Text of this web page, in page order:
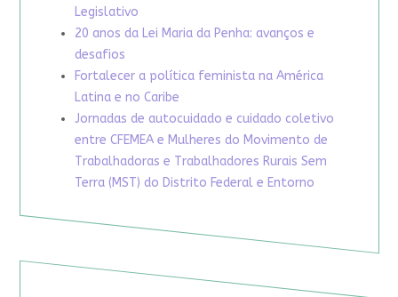
Legislativo
20 anos da Lei Maria da Penha: avanços e
desafios
Fortalecer a política feminista na América
Latina e no Caribe
Jornadas de autocuidado e cuidado coletivo
entre CFEMEA e Mulheres do Movimento de
Trabalhadoras e Trabalhadores Rurais Sem
Terra (MST) do Distrito Federal e Entorno